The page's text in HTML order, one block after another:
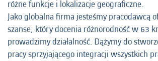
różne funkcje i lokalizacje geograficzne.
Jako globalna firma jesteśmy pracodawcą
szanse, który docenia różnorodność w 63
prowadzimy działalność. Dążymy do
pracy sprzyjającego integracji wszystkich